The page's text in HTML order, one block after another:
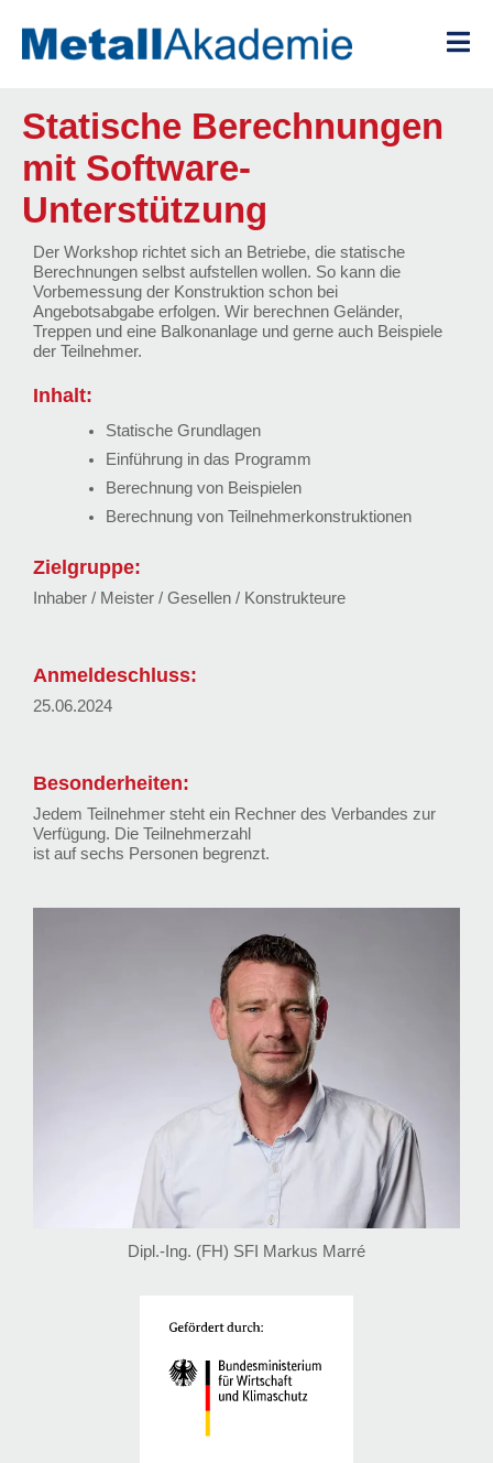
Inhalt
springen
Statische Berechnungen
mit Software-
Unterstützung
Der Workshop richtet sich an Betriebe, die statische
Berechnungen selbst aufstellen wollen. So kann die
Vorbemessung der Konstruktion schon bei
Angebotsabgabe erfolgen. Wir berechnen Geländer,
Treppen und eine Balkonanlage und gerne auch Beispiele
der Teilnehmer.
Inhalt:
Statische Grundlagen
Einführung in das Programm
Berechnung von Beispielen
Berechnung von Teilnehmerkonstruktionen
Zielgruppe:
Inhaber / Meister / Gesellen / Konstrukteure
Anmeldeschluss:
25.06.2024
Besonderheiten:
Jedem Teilnehmer steht ein Rechner des Verbandes zur
Verfügung. Die Teilnehmerzahl
ist auf sechs Personen begrenzt.
Dipl.-Ing. (FH) SFI Markus Marré